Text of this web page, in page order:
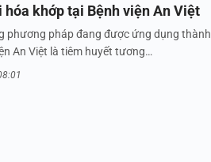
khớp tại Bệnh viện An Việt
phương pháp đang được ứng dụng thành
An Việt là tiêm huyết tương…